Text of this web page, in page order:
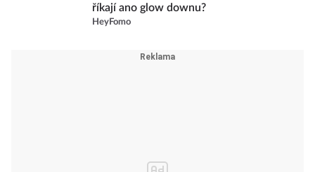
říkají ano glow downu?
HeyFomo